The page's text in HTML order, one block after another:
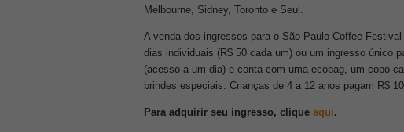
Melbourne, Sidney, Toronto e Seul.
A venda dos ingressos para o São Paulo Coffee
dias individuais (R$ 50 cada um) ou um ingresso único
(acesso a um dia) e conta com uma ecobag, um copo-
brindes especiais. Crianças de 4 a 12 anos pagam R$
Para adquirir seu ingresso, clique aqui.